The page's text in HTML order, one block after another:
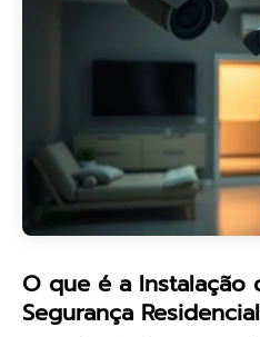
O que é a Instalação
Segurança